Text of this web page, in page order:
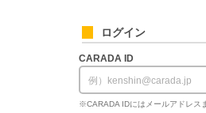
ログイン
CARADA ID
※CARADA IDにはメールアドレス